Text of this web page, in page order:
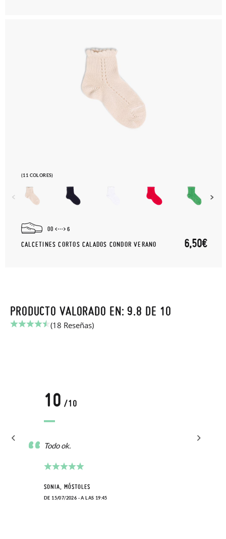
(11 COLORES)
00 6
CALCETINES CORTOS CALADOS CONDOR VERANO 6,50€
PRODUCTO VALORADO EN: 9.8 DE 10
(18 Reseñas)
10 /10
Todo ok.
SONIA, MÓSTOLES
DE 15/07/2026 - A LAS 19:45